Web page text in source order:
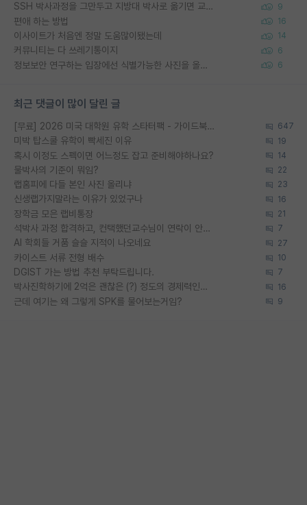
SSH 박사과정을 그만두고 지방대 박사로 옮기면 교수의 꿈은 끝일까요? 9
편애 하는 방법 16
이사이트가 처음엔 정말 도움많이됐는데 14
커뮤니티는 다 쓰레기통이지 6
정보보안 연구하는 입장에선 식별가능한 사진을 올리는건 비추이긴함 6
최근 댓글이 많이 달린 글
[무료] 2026 미국 대학원 유학 스타터팩 - 가이드북 & 합격자 컨택메일 템플릿 647
미박 탑스쿨 유학이 빡세진 이유 19
혹시 이정도 스펙이면 어느정도 잡고 준비해야하나요? 14
물박사의 기준이 뭐임? 22
랩홈피에 다들 본인 사진 올리냐 23
신생랩가지말라는 이유가 있었구나 16
장학금 모은 랩비통장 21
석박사 과정 합격하고, 컨택했던교수님이 연락이 안됩니다... 7
AI 학회들 거품 슬슬 지적이 나오네요 27
카이스트 서류 전형 배수 10
DGIST 가는 방법 추천 부탁드립니다. 7
박사진학하기에 2억은 괜찮은 (?) 정도의 경제력인가요 16
근데 여기는 왜 그렇게 SPK를 물어보는거임? 9